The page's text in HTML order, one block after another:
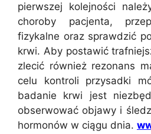
pierwszej kolejności
choroby pacjenta,
fizykalne oraz sprawdzić
krwi. Aby postawić
zlecić również rezonans
celu kontroli przysadki
badanie krwi jest
obserwować objawy i
hormonów w ciągu dnia.